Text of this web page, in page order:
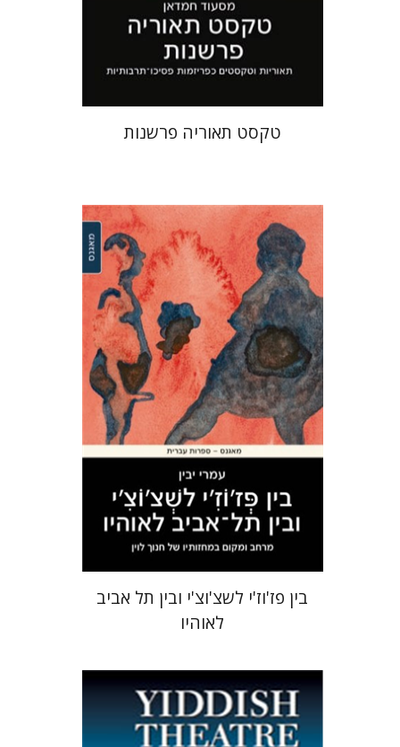
הנחת אתר ספר מודפס
$28
$25
טקסט תאוריה פרשנות
עמרי יבין
הנחת אתר ספר מודפס
$32
$29
בין פז'וז'י לשצ'וצ'י ובין תל אביב
לאוהיו
Joel Berkowitz